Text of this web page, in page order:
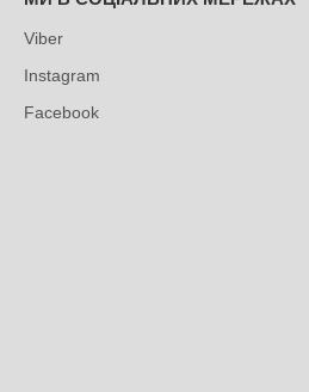
Viber
Instagram
Facebook